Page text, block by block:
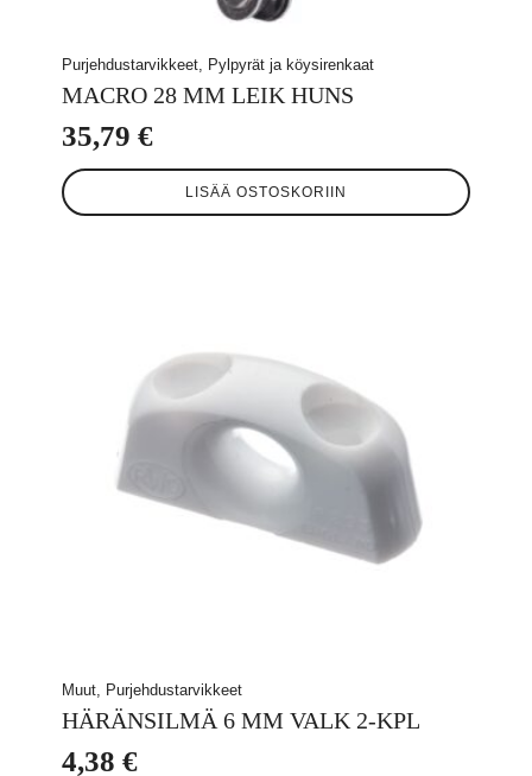
Purjehdustarvikkeet, Pylpyrät ja köysirenkaat
MACRO 28 MM LEIK HUNS
35,79 €
LISÄÄ OSTOSKORIIN
Muut, Purjehdustarvikkeet
HÄRÄNSILMÄ 6 MM VALK 2-KPL
4,38 €